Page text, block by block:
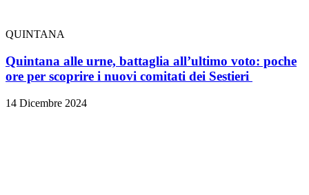
QUINTANA
Quintana alle urne, battaglia all’ultimo voto: poche
ore per scoprire i nuovi comitati dei Sestieri
14 Dicembre 2024